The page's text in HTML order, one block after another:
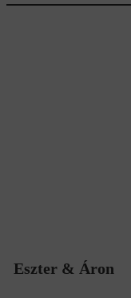
Eszter & Áron